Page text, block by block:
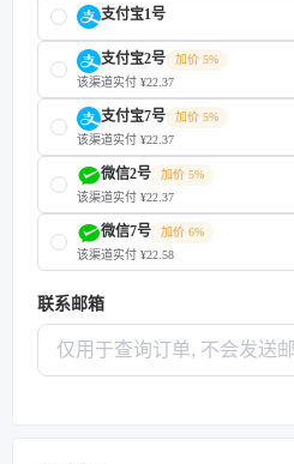
支付宝1号
支付宝2号
加价 5%
该渠道实付 ¥22.37
支付宝7号
加价 5%
该渠道实付 ¥22.37
微信2号
加价 5%
该渠道实付 ¥22.37
微信7号
加价 6%
该渠道实付 ¥22.58
联系邮箱